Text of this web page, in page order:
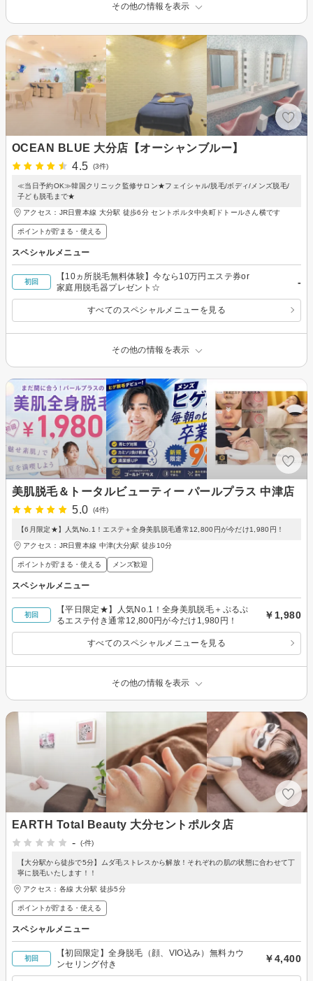
その他の情報を表示
OCEAN BLUE 大分店【オーシャンブルー】
4.5
(3件)
≪当日予約OK≫韓国クリニック監修サロン★フェイシャル/脱毛/ボディ/メンズ脱毛/
子ども脱毛まで★
アクセス：JR日豊本線 大分駅 徒歩6分 セントポルタ中央町ドトールさん横です
ポイントが貯まる・使える
スペシャルメニュー
初回
【10ヵ所脱毛無料体験】今なら10万円エステ券or
家庭用脱毛器プレゼント☆
-
すべてのスペシャルメニューを見る
その他の情報を表示
美肌脱毛＆トータルビューティー パールプラス 中津店
5.0
(4件)
【6月限定★】人気No.1！エステ＋全身美肌脱毛通常12,800円が今だけ1,980円！
アクセス：JR日豊本線 中津(大分)駅 徒歩10分
ポイントが貯まる・使える メンズ歓迎
スペシャルメニュー
初回
【平日限定★】人気No.1！全身美肌脱毛＋ぷるぷ
るエステ付き通常12,800円が今だけ1,980円！
￥1,980
すべてのスペシャルメニューを見る
その他の情報を表示
EARTH Total Beauty 大分セントポルタ店
-
(-件)
【大分駅から徒歩で5分】ムダ毛ストレスから解放！それぞれの肌の状態に合わせて丁
寧に脱毛いたします！！
アクセス：各線 大分駅 徒歩5分
ポイントが貯まる・使える
スペシャルメニュー
初回
【初回限定】全身脱毛（顔、VIO込み）無料カウ
ンセリング付き
￥4,400